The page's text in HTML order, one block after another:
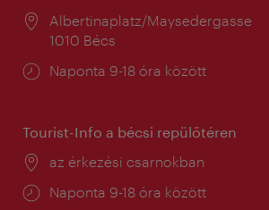
Helyszín:
Albertinaplatz/Maysedergasse
1010 Bécs
Nyitva
Naponta 9-18 óra között
Tourist-Info a bécsi repülőtéren
Helyszín:
az érkezési csarnokban
Nyitva
Naponta 9-18 óra között